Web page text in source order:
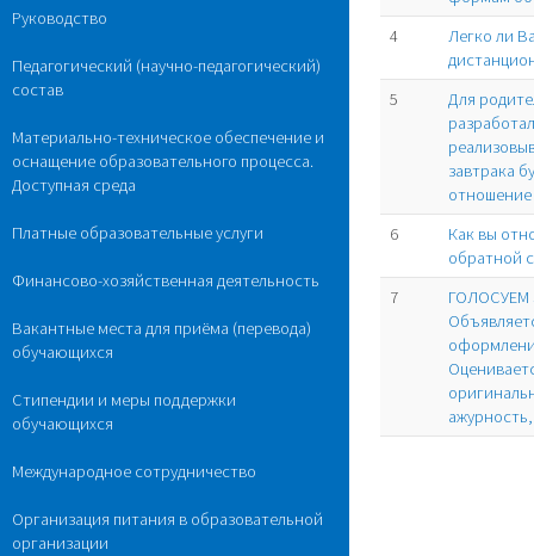
4
Легко ли
5
Для
завтрака
6
Как вы
обратной
7
Руководство
Педагогический (научно-педагогический)
состав
Материально-техническое обеспечение и
оснащение образовательного процесса.
Доступная среда
Платные образовательные услуги
Финансово-хозяйственная деятельность
Вакантные места для приёма (перевода)
обучающихся
Стипендии и меры поддержки
обучающихся
Международное сотрудничество
Организация питания в образовательной
организации